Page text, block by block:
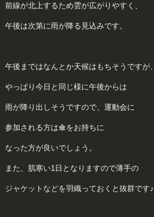
前線が北上するため雲が広がりやすく、
午後は次第に雨が降る見込みです。
午後まではなんとか天候はもちそうですが、
やっぱり今日と同じ様に午後からは
雨が降り出しそうですので、運動会に
参加される方は傘をお持ちに
なった方が良いでしょう。
また、肌寒い1日となりますので薄手の
ジャケットなどを羽織っておくと抜群です♪